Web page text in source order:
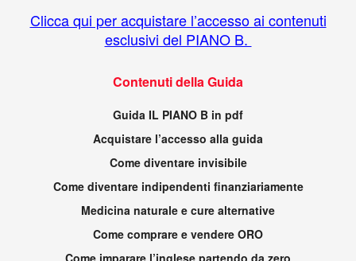
Clicca qui per acquistare l’accesso ai contenuti
esclusivi del PIANO B.
Contenuti della Guida
Guida IL PIANO B in pdf
Acquistare l’accesso alla guida
Come diventare invisibile
Come diventare indipendenti finanziariamente
Medicina naturale e cure alternative
Come comprare e vendere ORO
Come imparare l’inglese partendo da zero